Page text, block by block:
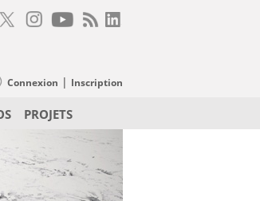
Connexion | Inscription
PROJETS